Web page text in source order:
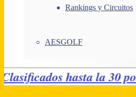
Rankings y Circuitos
AESGOLF
- Clasificados hasta la